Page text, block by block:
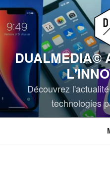
Aller
au
contenu
DUALMEDIA©
Découvrez
technologies